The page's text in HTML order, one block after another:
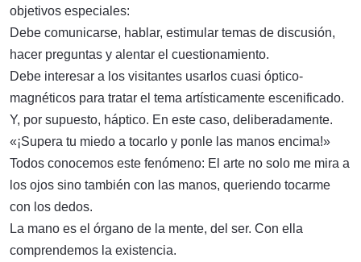
objetivos especiales:
Debe comunicarse, hablar, estimular temas de discusión,
hacer preguntas y alentar el cuestionamiento.
Debe interesar a los visitantes usarlos cuasi óptico-
magnéticos para tratar el tema artísticamente escenificado.
Y, por supuesto, háptico. En este caso, deliberadamente.
«¡Supera tu miedo a tocarlo y ponle las manos encima!»
Todos conocemos este fenómeno: El arte no solo me mira a
los ojos sino también con las manos, queriendo tocarme
con los dedos.
La mano es el órgano de la mente, del ser. Con ella
comprendemos la existencia.